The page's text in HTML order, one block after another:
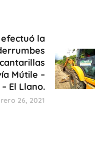
la
Mútile –
El Llano.
26, 2021